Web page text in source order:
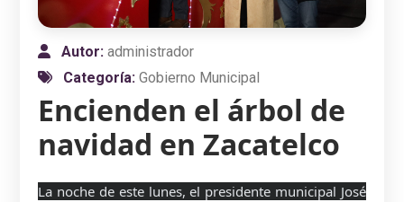
Autor:administrador
Categoría:Gobierno Municipal
Encienden el árbol de
navidad en Zacatelco
La noche de este lunes, el presidente municipal José